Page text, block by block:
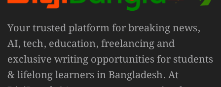
Your trusted platform for breaking news,
AI, tech, education, freelancing and
exclusive writing opportunities for students
& lifelong learners in Bangladesh. At